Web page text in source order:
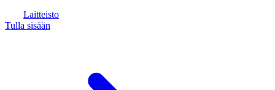
Laitteisto
Tulla sisään